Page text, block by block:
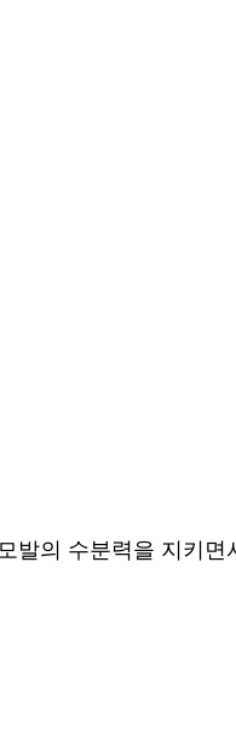
발의 수분력을 지키면